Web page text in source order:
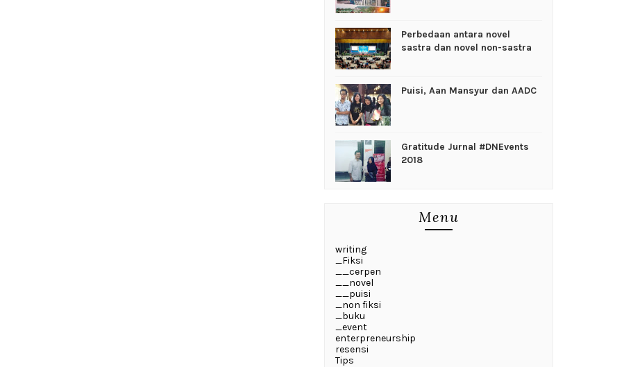
Perbedaan antara novel
sastra dan novel non-sastra
Puisi, Aan Mansyur dan AADC
Gratitude Jurnal #DNEvents
2018
Menu
writing
_Fiksi
__cerpen
__novel
__puisi
_non fiksi
_buku
_event
enterpreneurship
resensi
Tips